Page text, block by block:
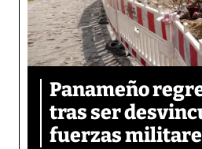
Panameño
tras ser
fuerzas